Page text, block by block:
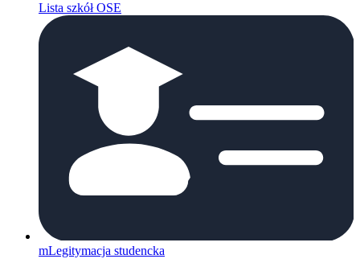
Lista szkół OSE
mLegitymacja studencka